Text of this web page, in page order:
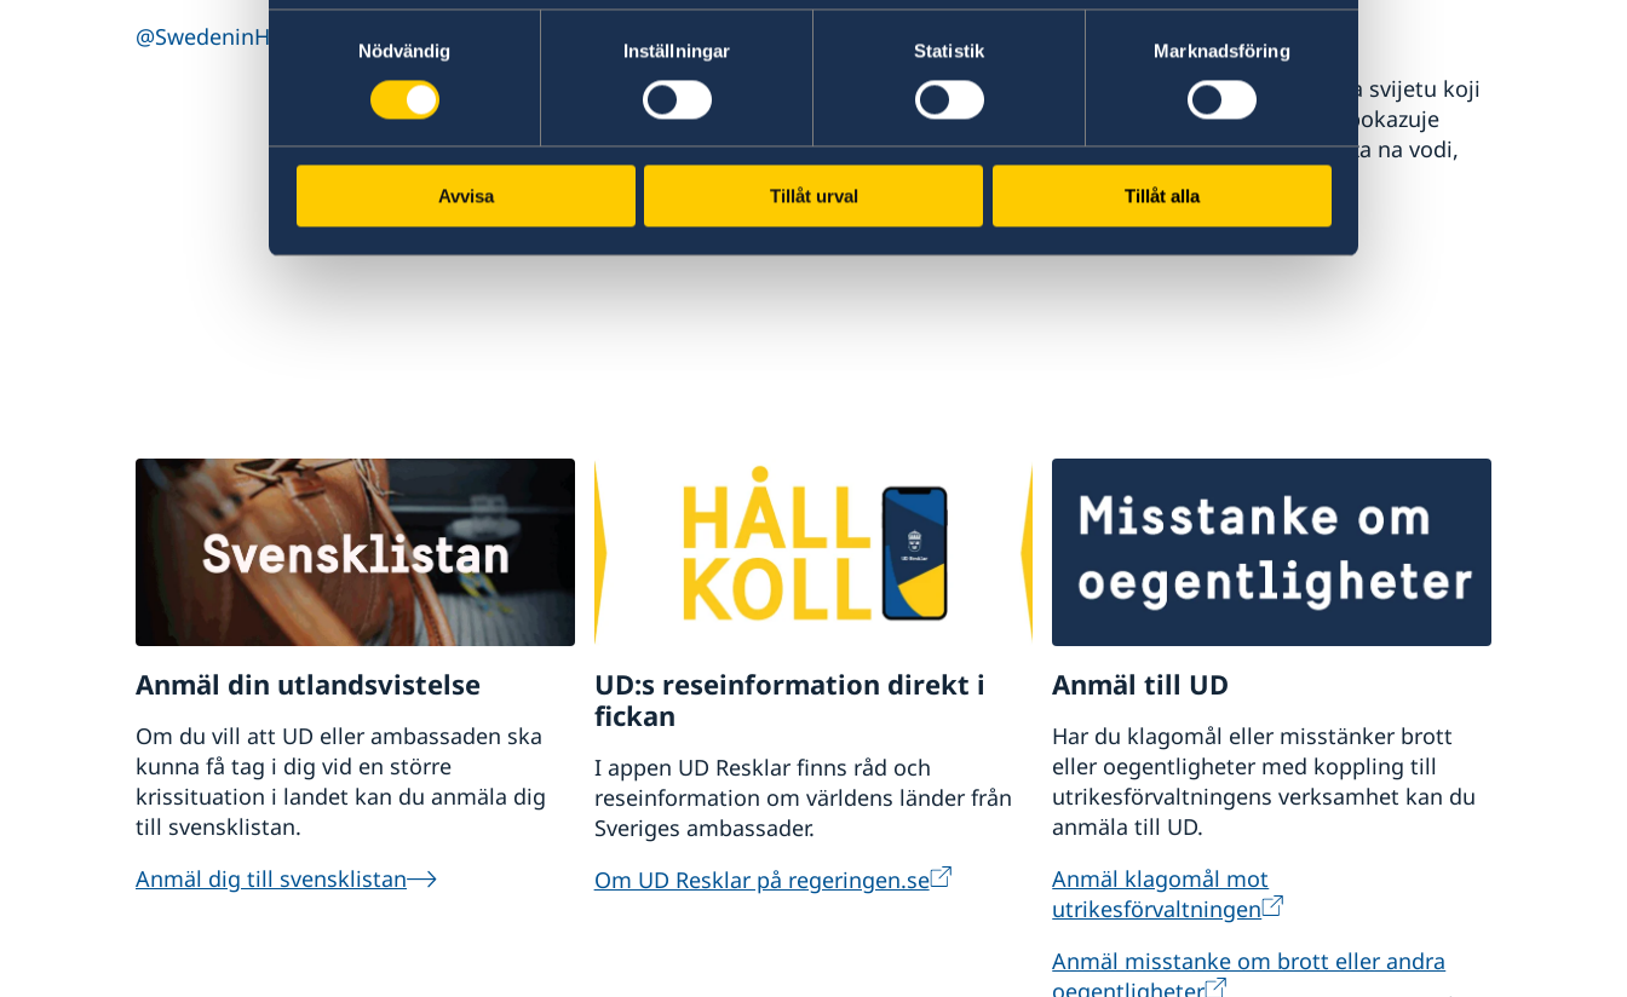
Nödvändig
Inställningar Statistik Marknadsföring
Avvisa Tillåt urval Tillåt alla
@SwedeninHR
Upoznajte prvi potpuno električni putnički trajekt na svijetu koji
„leti” iznad vode. Ova inovacija 🇸🇪 tvrtke Candela pokazuje
kako bi mogla izgledati budućnost održivog prijevoza na vodi,
Anmäl din utlandsvistelse
Om du vill att UD eller ambassaden ska
kunna få tag i dig vid en större
krissituation i landet kan du anmäla dig
till svensklistan.
Anmäl dig till svensklistan
UD:s reseinformation direkt i
fickan
I appen UD Resklar finns råd och
reseinformation om världens länder från
Sveriges ambassader.
Om UD Resklar på regeringen.se
Anmäl till UD
Har du klagomål eller misstänker brott
eller oegentligheter med koppling till
utrikesförvaltningens verksamhet kan du
anmäla till UD.
Anmäl klagomål mot
utrikesförvaltningen
Anmäl misstanke om brott eller andra